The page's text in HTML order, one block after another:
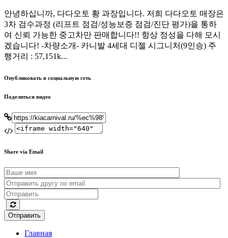
안녕하십니까, 다다오토 황 과장입니다. 저희 다다오토 매장은
3차 검수과정 (리프트 점검/성능보증 점검/진단 평가)을 통하
여 신뢰 가능한 중고차만 판매합니다!! 항상 정성을 다해 모시
겠습니다! -차량소개- 카니발 4세대 디젤 시그니처(9인승) 주
행거리 : 57,151k...
Опубликовать в социальную сеть
Поделиться видео
Share via Email
Отправить
Главная